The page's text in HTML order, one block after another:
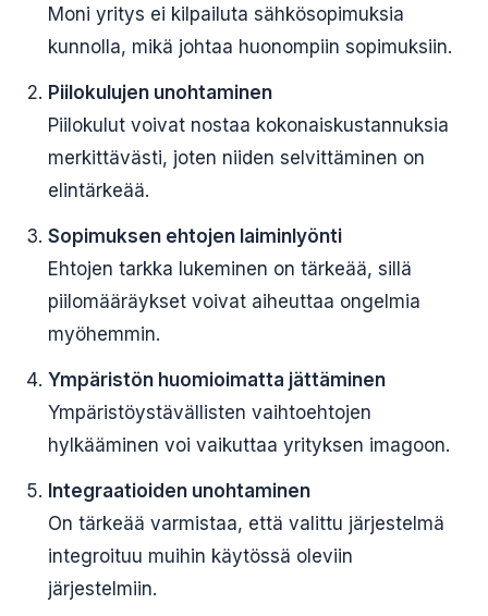
Moni yritys ei kilpailuta sähkösopimuksia
kunnolla, mikä johtaa huonompiin sopimuksiin.
Piilokulujen unohtaminen
Piilokulut voivat nostaa kokonaiskustannuksia
merkittävästi, joten niiden selvittäminen on
elintärkeää.
Sopimuksen ehtojen laiminlyönti
Ehtojen tarkka lukeminen on tärkeää, sillä
piilomääräykset voivat aiheuttaa ongelmia
myöhemmin.
Ympäristön huomioimatta jättäminen
Ympäristöystävällisten vaihtoehtojen
hylkääminen voi vaikuttaa yrityksen imagoon.
Integraatioiden unohtaminen
On tärkeää varmistaa, että valittu järjestelmä
integroituu muihin käytössä oleviin
järjestelmiin.